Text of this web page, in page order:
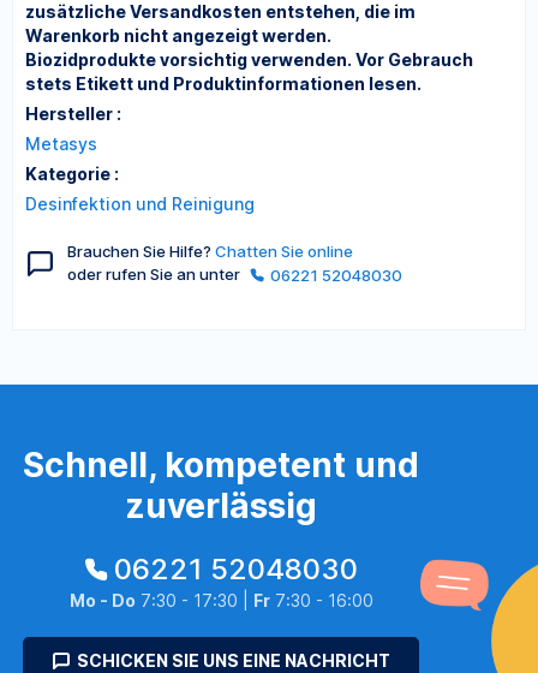
zusätzliche Versandkosten entstehen, die im
Warenkorb nicht angezeigt werden.
Biozidprodukte vorsichtig verwenden. Vor Gebrauch
stets Etikett und Produktinformationen lesen.
Hersteller :
Metasys
Kategorie :
Desinfektion und Reinigung
Brauchen Sie Hilfe? Chatten Sie online
oder rufen Sie an unter
06221 52048030
Schnell, kompetent und
zuverlässig
06221 52048030
Mo - Do 7:30 - 17:30 | Fr7:30 - 16:00
SCHICKEN SIE UNS EINE NACHRICHT